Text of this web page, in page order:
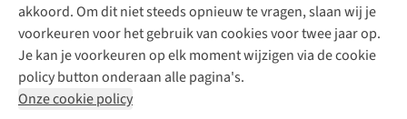
akkoord. Om dit niet steeds opnieuw te vragen, slaan wij je
voorkeuren voor het gebruik van cookies voor twee jaar op.
Je kan je voorkeuren op elk moment wijzigen via de cookie
policy button onderaan alle pagina's.
Onze cookie policy
De wereld van Juttu
Verantwoord ondernemen
Toegankelijkheidsverklaring
Dickies
Sessùn
Strom
O My Bag
Revolution
Follow us